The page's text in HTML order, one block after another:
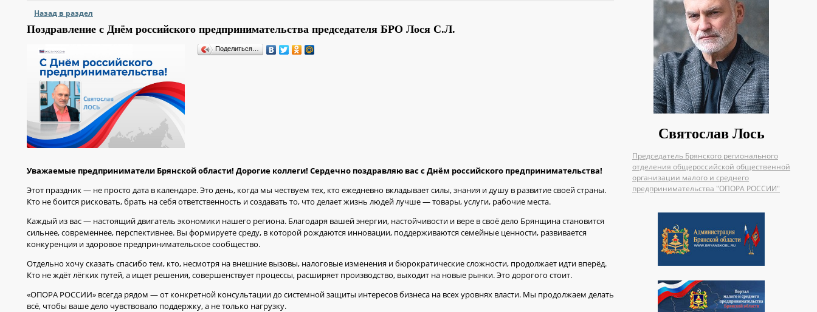
Святослав Лось
Председатель Брянского регионального
отделения общероссийской общественной
организации малого и среднего
предпринимательства "ОПОРА РОССИИ"
Назад в раздел
Поздравление с Днём российского предпринимательства председателя БРО Лося С.Л.
Поделиться…
Уважаемые предприниматели Брянской области! Дорогие коллеги! Сердечно поздравляю вас с Днём российского предпринимательства!
Этот праздник — не просто дата в календаре. Это день, когда мы чествуем тех, кто ежедневно вкладывает силы, знания и душу в развитие своей страны.
Кто не боится рисковать, брать на себя ответственность и создавать то, что делает жизнь людей лучше — товары, услуги, рабочие места.
Каждый из вас — настоящий двигатель экономики нашего региона. Благодаря вашей энергии, настойчивости и вере в своё дело Брянщина становится
сильнее, современнее, перспективнее. Вы формируете среду, в которой рождаются инновации, поддерживаются семейные ценности, развивается
конкуренция и здоровое предпринимательское сообщество.
Отдельно хочу сказать спасибо тем, кто, несмотря на внешние вызовы, налоговые изменения и бюрократические сложности, продолжает идти вперёд.
Кто не ждёт лёгких путей, а ищет решения, совершенствует процессы, расширяет производство, выходит на новые рынки. Это дорогого стоит.
«ОПОРА РОССИИ» всегда рядом — от конкретной консультации до системной защиты интересов бизнеса на всех уровнях власти. Мы продолжаем делать
всё, чтобы ваше дело чувствовало поддержку, а не только нагрузку.